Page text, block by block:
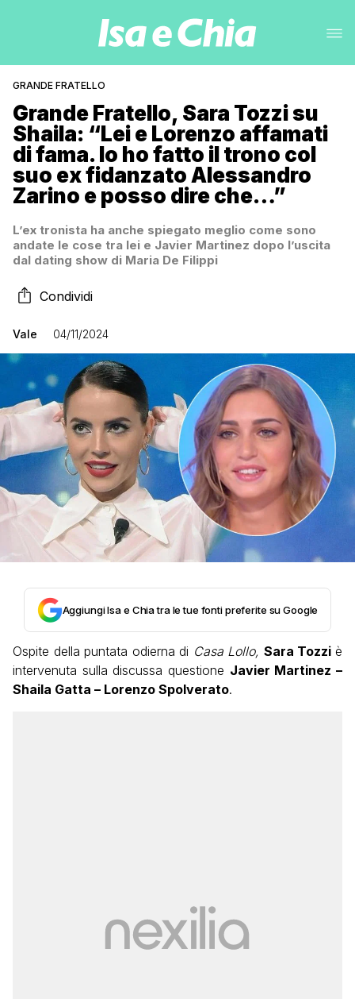
GRANDE FRATELLO
Grande Fratello, Sara Tozzi su
Shaila: “Lei e Lorenzo affamati
di fama. Io ho fatto il trono col
suo ex fidanzato Alessandro
Zarino e posso dire che…”
L’ex tronista ha anche spiegato meglio come sono
andate le cose tra lei e Javier Martinez dopo l’uscita
dal dating show di Maria De Filippi
Condividi
Vale 04/11/2024
Aggiungi Isa e Chia tra le tue fonti preferite su Google
Ospite della puntata odierna di Casa Lollo, Sara Tozziè
intervenuta sulla discussa questione Javier Martinez –
Shaila Gatta – Lorenzo Spolverato.